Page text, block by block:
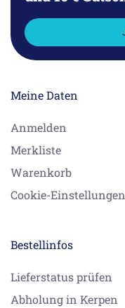
Meine Daten
Anmelden
Merkliste
Warenkorb
Cookie-Einstellungen
Bestellinfos
Lieferstatus prüfen
Abholung in Kerpen